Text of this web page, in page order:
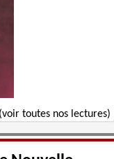
(voir toutes nos lectures)